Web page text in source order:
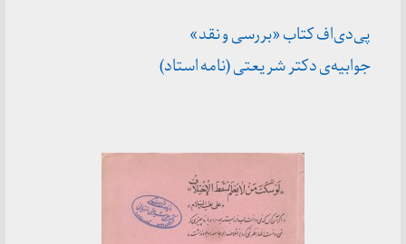
پی‌دی‌اف کتاب «بررسی و نقد»
جوابیه‌ی دکتر شریعتی (نامه استاد)